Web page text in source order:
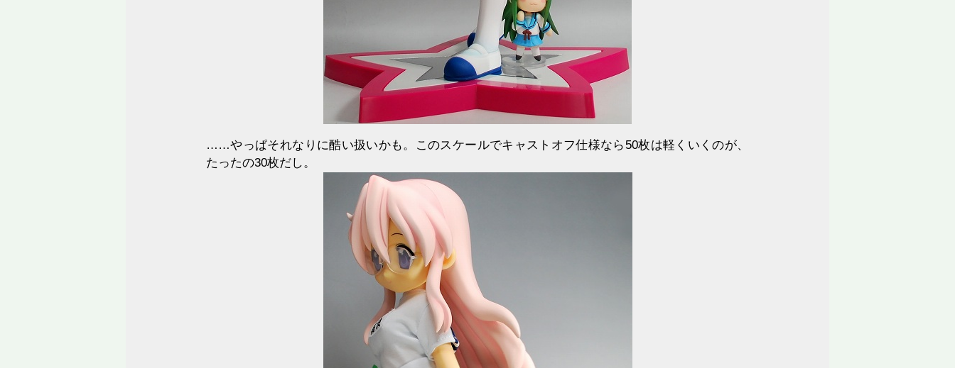
……やっぱそれなりに酷い扱いかも。このスケールでキャストオフ仕様なら50枚は軽くいくのが、
たったの30枚だし。